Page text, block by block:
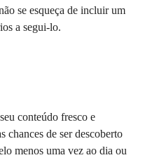
se esqueça de incluir um
a segui-lo.
conteúdo fresco e
chances de ser descoberto
menos uma vez ao dia ou